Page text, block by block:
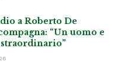
a Roberto De
“Un uomo e